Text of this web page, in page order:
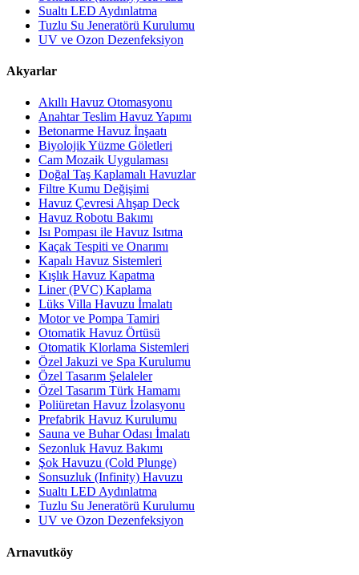
Sualtı LED Aydınlatma
Tuzlu Su Jeneratörü Kurulumu
UV ve Ozon Dezenfeksiyon
Akyarlar
Akıllı Havuz Otomasyonu
Anahtar Teslim Havuz Yapımı
Betonarme Havuz İnşaatı
Biyolojik Yüzme Göletleri
Cam Mozaik Uygulaması
Doğal Taş Kaplamalı Havuzlar
Filtre Kumu Değişimi
Havuz Çevresi Ahşap Deck
Havuz Robotu Bakımı
Isı Pompası ile Havuz Isıtma
Kaçak Tespiti ve Onarımı
Kapalı Havuz Sistemleri
Kışlık Havuz Kapatma
Liner (PVC) Kaplama
Lüks Villa Havuzu İmalatı
Motor ve Pompa Tamiri
Otomatik Havuz Örtüsü
Otomatik Klorlama Sistemleri
Özel Jakuzi ve Spa Kurulumu
Özel Tasarım Şelaleler
Özel Tasarım Türk Hamamı
Poliüretan Havuz İzolasyonu
Prefabrik Havuz Kurulumu
Sauna ve Buhar Odası İmalatı
Sezonluk Havuz Bakımı
Şok Havuzu (Cold Plunge)
Sonsuzluk (Infinity) Havuzu
Sualtı LED Aydınlatma
Tuzlu Su Jeneratörü Kurulumu
UV ve Ozon Dezenfeksiyon
Arnavutköy